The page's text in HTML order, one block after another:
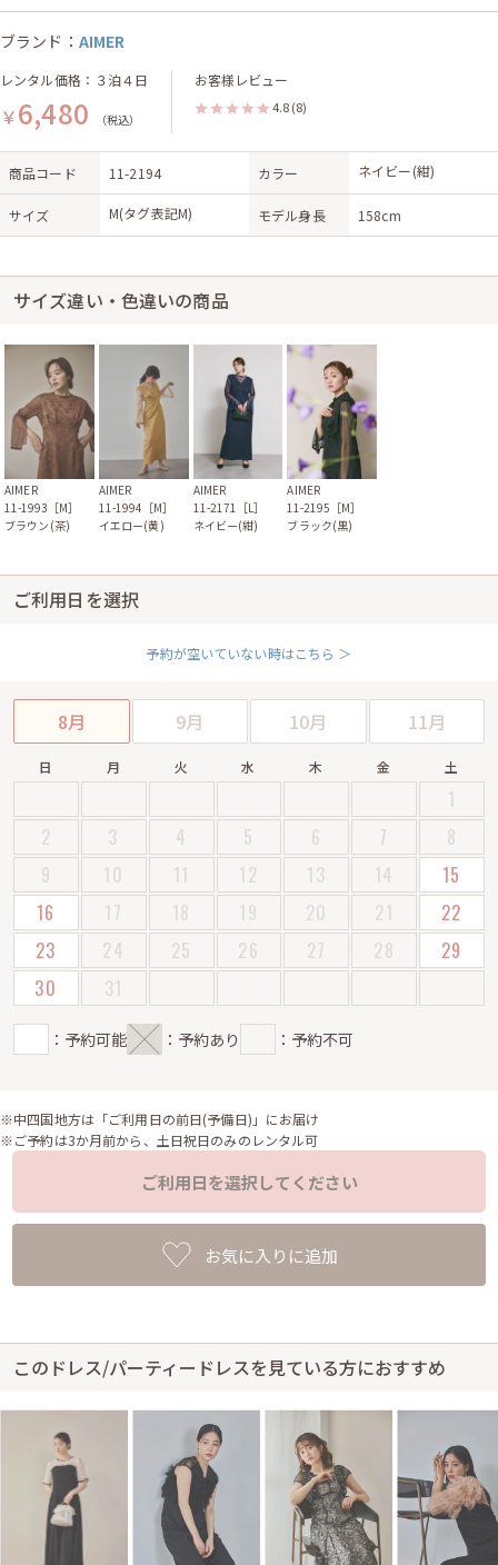
ブランド： AIMER
レンタル価格：３泊４日
￥6,480 （税込）
お客様レビュー
4.8 (8)
商品コード 11-2194 カラー ネイビー(紺)
サイズ M(タグ表記M) モデル身長 158cm
サイズ違い・色違いの商品
AIMER
11-1993［M］
ブラウン(茶)
AIMER
11-1994［M］
イエロー(黄)
AIMER
11-2171［L］
ネイビー(紺)
AIMER
11-2195［M］
ブラック(黒)
ご利用日を選択
予約が空いていない時はこちら ＞
8月 9月 10月 11月
日 月 火 水 木 金 土
1
2
3 4 5 6 7
8
9
10 11 12 13 14
15
16
17 18 19 20 21
22
23
24 25 26 27 28
29
30
31
：予約可能 ：予約あり ：予約不可
※中四国地方は「ご利用日の前日(予備日)」にお届け
※ご予約は3か月前から、土日祝日のみのレンタル可
ご利用日を選択してください
お気に入りに追加
このドレス/パーティードレスを見ている方におすすめ